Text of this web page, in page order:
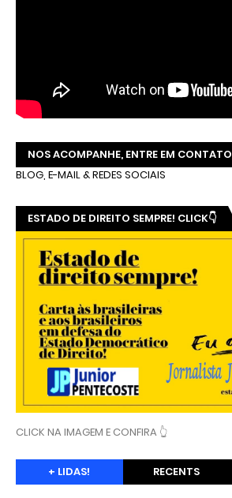
NOS ACOMPANHE, ENTRE EM CONTATO
BLOG, E-MAIL & REDES SOCIAIS
ESTADO DE DIREITO SEMPRE! CLICK👇
CLICK NA IMAGEM E CONFIRA 👆
+ LIDAS! RECENTS